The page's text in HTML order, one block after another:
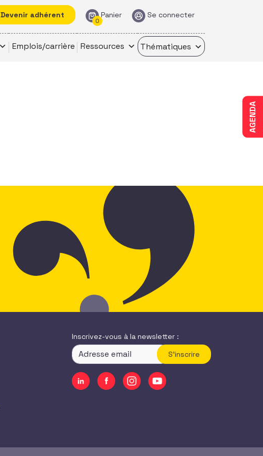
Devenir adhérent Panier
0
Se connecter
Emplois/carrière Ressources Thématiques
AGENDA
Inscrivez-vous à la newsletter :
S'inscrire